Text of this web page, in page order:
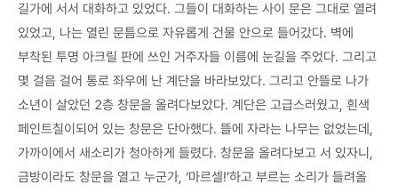
길가에 서서 대화하고 있었다. 그들이 대화하는 사이 문은 그대로 열려
있었고, 나는 열린 문틈으로 자유롭게 건물 안으로 들어갔다. 벽에
부착된 투명 아크릴 판에 쓰인 거주자들 이름에 눈길을 주었다. 그리고
몇 걸음 걸어 통로 좌우에 난 계단을 바라보았다. 그리고 안뜰로 나가
소년이 살았던 2층 창문을 올려다보았다. 계단은 고급스러웠고, 흰색
페인트칠이되어 있는 창문은 단아했다. 뜰에 자라는 나무는 없었는데,
가까이에서 새소리가 청아하게 들렸다. 창문을 올려다보고 서 있자니,
금방이라도 창문을 열고 누군가, ‘마르셀!’하고 부르는 소리가 들려올